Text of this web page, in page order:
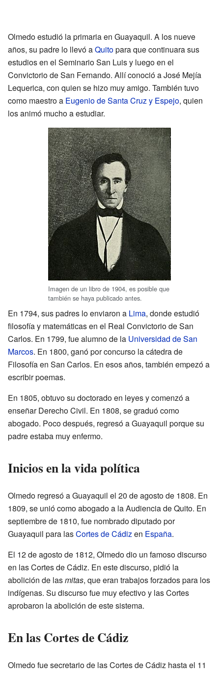
Olmedo estudió la primaria en Guayaquil. A los nueve
años, su padre lo llevó aQuitopara que continuara sus
estudios en el Seminario San Luis y luego en el
Convictorio de San Fernando. Allí conoció a José Mejía
Lequerica, con quien se hizo muy amigo. También tuvo
como maestro a Eugenio de Santa Cruz y Espejo, quien
los animó mucho a estudiar.
Imagen de un libro de 1904, es posible que
también se haya publicado antes.
En 1794, sus padres lo enviaron a Lima, donde estudió
filosofía y matemáticas en el Real Convictorio de San
Carlos. En 1799, fue alumno de la Universidad de San
Marcos. En 1800, ganó por concurso la cátedra de
Filosofía en San Carlos. En esos años, también empezó a
escribir poemas.
En 1805, obtuvo su doctorado en leyes y comenzó a
enseñar Derecho Civil. En 1808, se graduó como
abogado. Poco después, regresó a Guayaquil porque su
padre estaba muy enfermo.
Inicios en la vida política
Olmedo regresó a Guayaquil el 20 de agosto de 1808. En
1809, se unió como abogado a la Audiencia de Quito. En
septiembre de 1810, fue nombrado diputado por
Guayaquil para lasCortes de Cádizen España.
El 12 de agosto de 1812, Olmedo dio un famoso discurso
en las Cortes de Cádiz. En este discurso, pidió la
abolición de lasmitas, que eran trabajos forzados para los
indígenas. Su discurso fue muy efectivo y las Cortes
aprobaron la abolición de este sistema.
En las Cortes de Cádiz
Olmedo fue secretario de las Cortes de Cádiz hasta el 11